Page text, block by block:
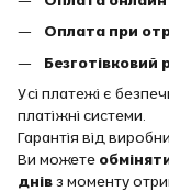
Оплата при
Безготівковий
Усі платежі є
платіжні системи.
Гарантія від
Ви можете
днівз моменту